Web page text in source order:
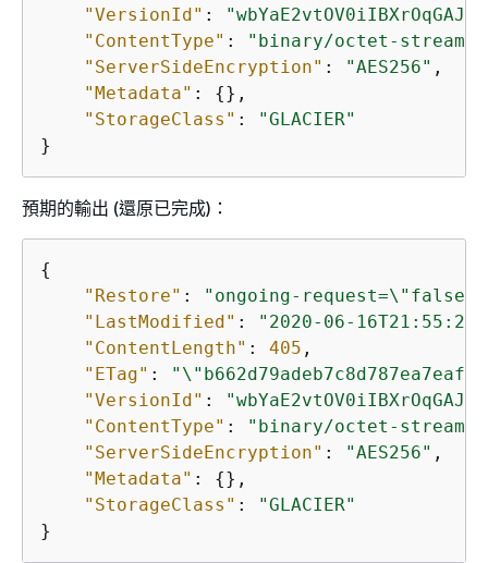
"VersionId" :
"ContentType" : "binary/octet-stream"
"ServerSideEncryption" : "AES256" ,
"Metadata" : {},
"StorageClass" :
"GLACIER"
}
預期的輸出 (還原已完成)：
{
"Restore" :
"ongoing-
"LastModified" :
"2020-06-
"ContentLength" : 405 ,
"ETag" :
"VersionId" :
"ContentType" : "binary/octet-stream"
"ServerSideEncryption" : "AES256" ,
"Metadata" : {},
"StorageClass" :
"GLACIER"
}